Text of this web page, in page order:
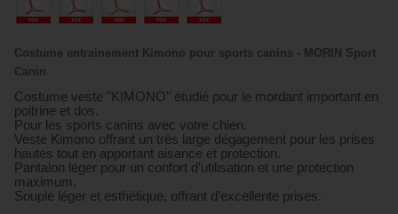
Costume entrainement Kimono pour sports canins - MORIN Sport
Canin
Costume veste "KIMONO" étudié pour le mordant important en
poitrine et dos.
Pour les sports canins avec votre chien.
Veste Kimono offrant un très large dégagement pour les prises
hautes tout en apportant aisance et protection.
Pantalon léger pour un confort d’utilisation et une protection
maximum.
Souple léger et esthétique, offrant d’excellente prises.